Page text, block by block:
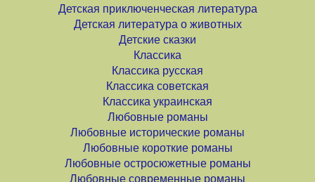
Детская приключенческая литература
Детская литература о животных
Детские сказки
Классика
Классика русская
Классика советская
Классика украинская
Любовные романы
Любовные исторические романы
Любовные короткие романы
Любовные остросюжетные романы
Любовные современные романы